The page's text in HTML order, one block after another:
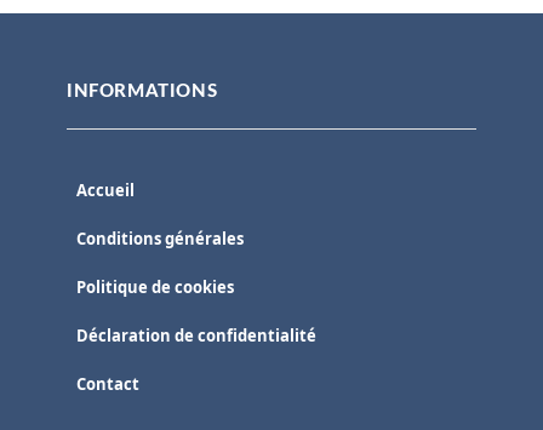
INFORMATIONS
Accueil
Conditions générales
Politique de cookies
Déclaration de confidentialité
Contact